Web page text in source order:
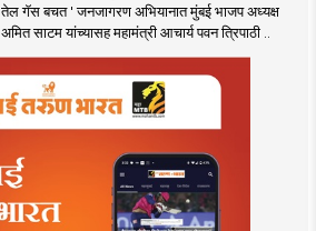
तेल गॅस बचत ' जनजागरण अभियानात मुंबई भाजप अध्यक्ष
अमित साटम यांच्यासह महामंत्री आचार्य पवन त्रिपाठी ..